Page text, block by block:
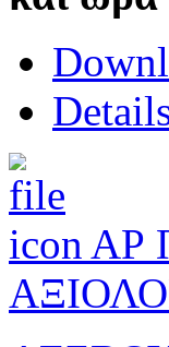
ΑΡ